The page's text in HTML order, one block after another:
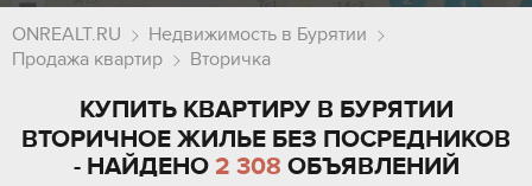
ONREALT.RU
Недвижимость в Бурятии
Продажа квартир
Вторичка
КУПИТЬ КВАРТИРУ В БУРЯТИИ
ВТОРИЧНОЕ ЖИЛЬЕ БЕЗ ПОСРЕДНИКОВ
- НАЙДЕНО 2 308 ОБЪЯВЛЕНИЙ